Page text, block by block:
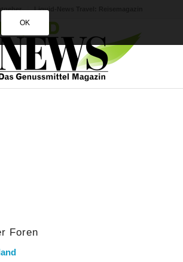
Liquid-News Travel: Reisemagazin
Foren
OK